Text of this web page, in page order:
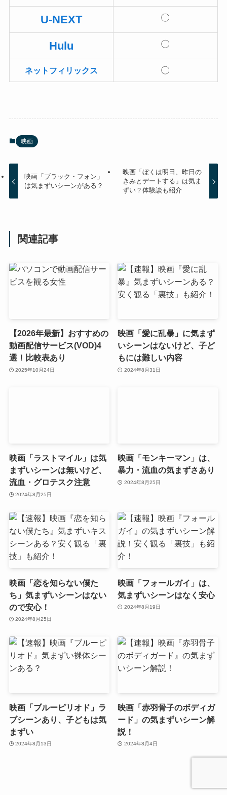
U-NEXT 〇
Hulu 〇
ネットフィリックス 〇
映画
映画「ブラック・フォン」
は気まずいシーンがある？
映画「ぼくは明日、昨日の
きみとデートする」は気ま
ずい？体験談も紹介
関連記事
【2026年最新】おすすめの
動画配信サービス(VOD)4
選！比較表あり
2025年10月24日
映画「愛に乱暴」に気まず
いシーンはないけど、子ど
もには難しい内容
2024年8月31日
映画「ラストマイル」は気
まずいシーンは無いけど、
流血・グロテスク注意
2024年8月25日
映画「モンキーマン」は、
暴力・流血の気まずさあり
2024年8月25日
映画「恋を知らない僕た
ち」気まずいシーンはない
ので安心！
2024年8月25日
映画「フォールガイ」は、
気まずいシーンはなく安心
2024年8月19日
映画「ブルーピリオド」ラ
ブシーンあり、子どもは気
まずい
2024年8月13日
映画「赤羽骨子のボディガ
ード」の気まずいシーン解
説！
2024年8月4日